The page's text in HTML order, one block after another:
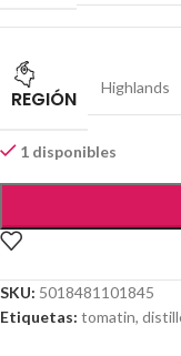
REGIÓN Highlands
1 disponibles
SKU: 5018481101845
Etiquetas: tomatin,